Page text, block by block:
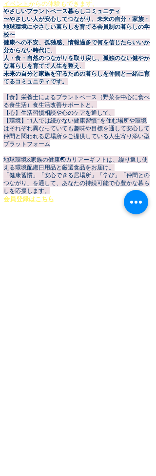
ダイエットを考える人に
おすすめ野菜中心レシピ
30選✨おいしく食べて、
無理なくキレイに！
イベントからの体験もできます。
やさしいプラントベース暮らしコミュニティ
〜やさしい人が安心してつながり、未来の自分・家族・
地球環境にやさしい暮らしを育てる会員制の暮らしの学
校〜
健康への不安、孤独感、情報過多で何を信じたらいいか
分からない時代に、
人・食・自然のつながりを取り戻し、孤独のない健やか
な暮らしを育てて人生を整え、
未来の自分と家族を守るための暮らしを仲間と一緒に育
てるコミュニティです。
【食】栄養士によるプラントベース（野菜を中心に食べ
る食生活）食生活改善サポートと、
【心】生活習慣相談や心のケアを通して、
【環境】“1人では続かない健康習慣”を住む場所や環境
はそれぞれ異なっていても趣味や目標を通して安心して
仲間と関われる居場所をご提供している人生寄り添い型
プラットフォーム
地球環境&家族の健康🌏️カリアーギフトは、繰り返し使
える環境配慮日用品と厳選食品をお届け。
「健康習慣」「安心できる居場所」「学び」「仲間との
つながり」を通して、あなたの持続可能で心豊かな暮ら
しを応援します。
会員登録はこちら